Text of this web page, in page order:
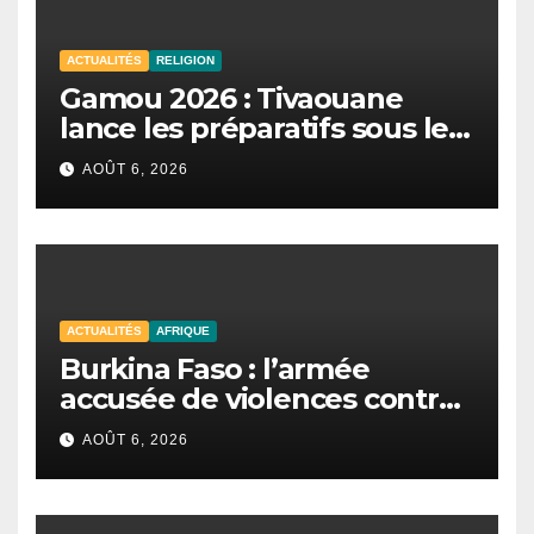
ACTUALITÉS RELIGION
Gamou 2026 : Tivaouane
lance les préparatifs sous le
signe de l’unité et du Tawhid.
AOÛT 6, 2026
ACTUALITÉS AFRIQUE
Burkina Faso : l’armée
accusée de violences contre
des civils après une attaque
jihadiste.
AOÛT 6, 2026